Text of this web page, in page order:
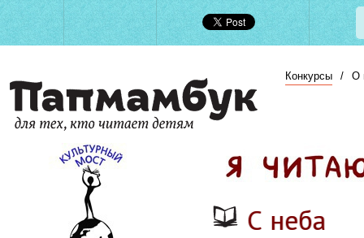
Конкурсы / О
С неба